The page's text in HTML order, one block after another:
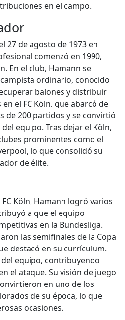
en el campo.
27 de agosto de 1973 en
comenzó en 1990,
En el club, Hamann se
ordinario, conocido
balones y distribuir
el FC Köln, que abarcó de
de 200 partidos y se convirtió
equipo. Tras dejar el Köln,
prominentes como el
lo que consolidó su
de élite.
Köln, Hamann logró varios
a que el equipo
en la Bundesliga.
las semifinales de la Copa
destacó en su currículum.
equipo, contribuyendo
el ataque. Su visión de juego
en uno de los
de su época, lo que
ocasiones.